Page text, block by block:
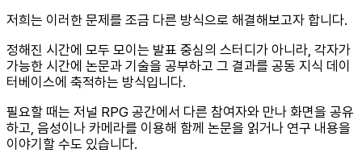
저희는 이러한 문제를 조금 다른 방식으로 해결해보고자 합니다.
정해진 시간에 모두 모이는 발표 중심의 스터디가 아니라, 각자가
가능한 시간에 논문과 기술을 공부하고 그 결과를 공동 지식 데이
터베이스에 축적하는 방식입니다.
필요할 때는 저널 RPG 공간에서 다른 참여자와 만나 화면을 공유
하고, 음성이나 카메라를 이용해 함께 논문을 읽거나 연구 내용을
이야기할 수도 있습니다.